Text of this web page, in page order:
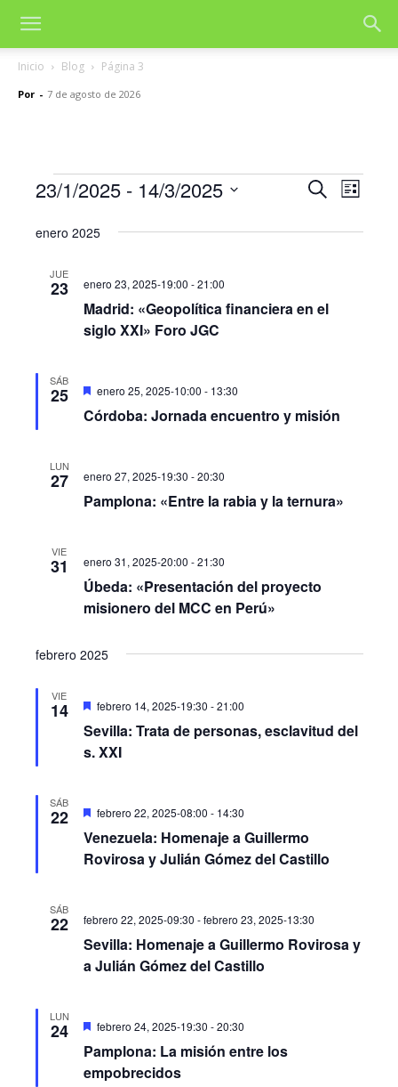
Inicio Blog Página 3
Por - 7 de agosto de 2026
Eventos
de
BuscarLista
23/1/2025 - 14/3/2025
la
enero 2025
JUE
23
Madrid: «Geopolítica financiera en el
siglo XXI» Foro JGC
enero 23, 2025-19:00 -21:00
SÁB
25
Córdoba: Jornada encuentro y misión
Destacado
enero 25, 2025-10:00 - 13:30
LUN
27
Pamplona: «Entre la rabia y la ternura»
enero 27, 2025-19:30 -20:30
VIE
31
Úbeda: «Presentación del proyecto
misionero del MCC en Perú»
enero 31, 2025-20:00 -21:30
febrero 2025
VIE
14
Sevilla: Trata de personas, esclavitud del
s. XXI
Destacado
febrero 14, 2025-19:30 -21:00
SÁB
22
Venezuela: Homenaje a Guillermo
Rovirosa y Julián Gómez del Castillo
Destacado
febrero 22, 2025-08:00 - 14:30
SÁB
22
Sevilla: Homenaje a Guillermo Rovirosa y
a Julián Gómez del Castillo
febrero 22, 2025-09:30 -febrero 23, 2025-13:30
LUN
24
Pamplona: La misión entre los
empobrecidos
Destacado
febrero 24, 2025-19:30 -20:30